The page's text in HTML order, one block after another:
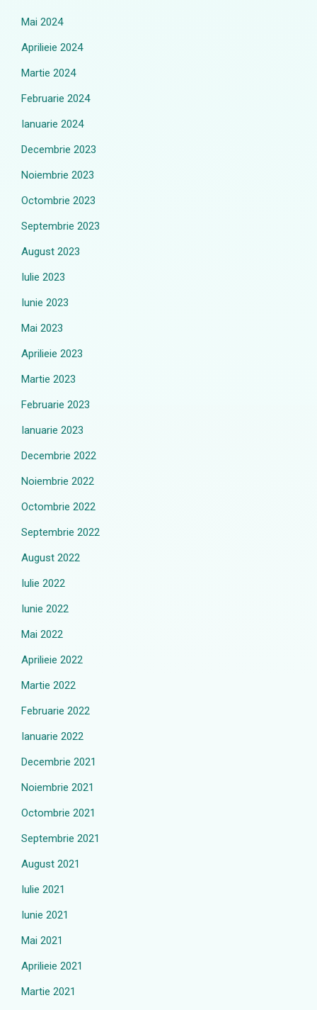
Mai 2024
Aprilieie 2024
Martie 2024
Februarie 2024
Ianuarie 2024
Decembrie 2023
Noiembrie 2023
Octombrie 2023
Septembrie 2023
August 2023
Iulie 2023
Iunie 2023
Mai 2023
Aprilieie 2023
Martie 2023
Februarie 2023
Ianuarie 2023
Decembrie 2022
Noiembrie 2022
Octombrie 2022
Septembrie 2022
August 2022
Iulie 2022
Iunie 2022
Mai 2022
Aprilieie 2022
Martie 2022
Februarie 2022
Ianuarie 2022
Decembrie 2021
Noiembrie 2021
Octombrie 2021
Septembrie 2021
August 2021
Iulie 2021
Iunie 2021
Mai 2021
Aprilieie 2021
Martie 2021